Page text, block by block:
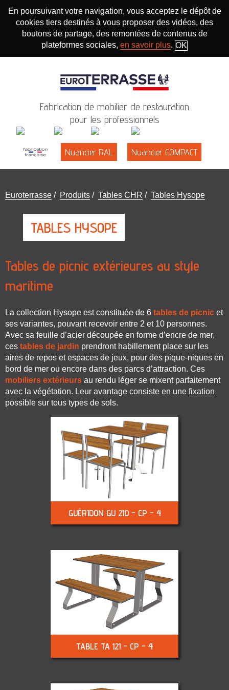
En poursuivant votre navigation, vous acceptez le dépôt de
cookies tiers destinés à vous proposer des vidéos, des
boutons de partage, des remontées de contenus de
plateformes sociales, en savoir plus. OK
Fabrication de mobilier de restauration
pour les professionnels
Nuancier RAL Nuancier COMPACT
Vous
Euroterrasse / Produits / Tables CHR / Tables Hysope
TABLES HYSOPE
Tables de picnic extérieures au style
maritime
La collection Hysope est constituée de 6 tables de picnic et
ses variantes, pouvant recevoir entre 2 et 10 personnes.
Avec sa feuille d’acier découpée en forme d’encre de mer,
ces tables de jardin prendront habillement place sur les
aires de repos et espaces de jeux, pour des pique-niques en
bord de mer ou encore dans des parcs d’attraction. Ces
mobiliers extérieurs au rendu léger se mixent parfaitement
avec la végétation. Leur avantage consiste en une fixation
possible sur tous types de sols.
GUÉRIDON GU 210 - CP - 4
TABLE TA 121 - CP - 4